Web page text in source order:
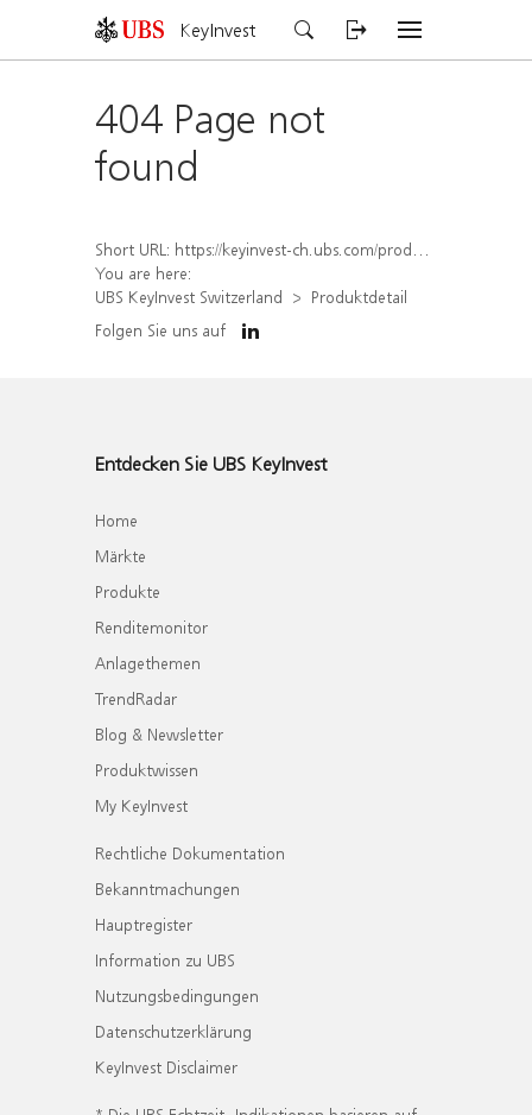
KeyInvest
404 Page not
found
Short URL: https://keyinvest-ch.ubs.com/produkt/detail/index/isin/CH1570532908
You are here:
UBS KeyInvest Switzerland
Produktdetail
Folgen Sie uns auf
Entdecken Sie UBS KeyInvest
Home
Märkte
Produkte
Renditemonitor
Anlagethemen
TrendRadar
Blog & Newsletter
Produktwissen
My KeyInvest
Rechtliche Dokumentation
Bekanntmachungen
Hauptregister
Information zu UBS
Nutzungsbedingungen
Datenschutzerklärung
KeyInvest Disclaimer